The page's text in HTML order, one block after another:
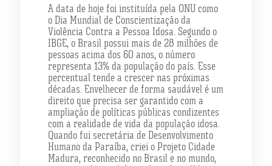
A data de hoje foi instituída pela ONU como
o Dia Mundial de Conscientização da
Violência Contra a Pessoa Idosa. Segundo o
IBGE, o Brasil possui mais de 28 milhões de
pessoas acima dos 60 anos, o número
representa 13% da população do país. Esse
percentual tende a crescer nas próximas
décadas. Envelhecer de forma saudável é um
direito que precisa ser garantido com a
ampliação de políticas públicas condizentes
com a realidade de vida da população idosa.
Quando fui secretária de Desenvolvimento
Humano da Paraíba, criei o Projeto Cidade
Madura, reconhecido no Brasil e no mundo,